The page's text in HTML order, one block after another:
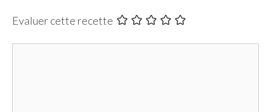
Evaluer cette recette